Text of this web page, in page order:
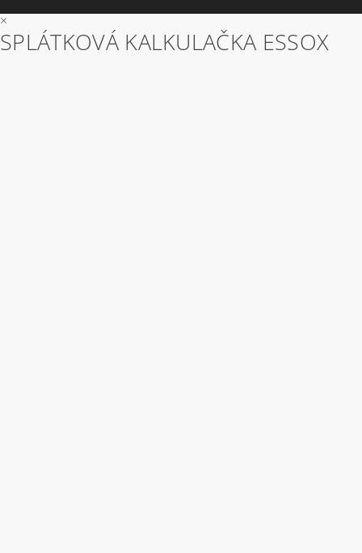
×
SPLÁTKOVÁ KALKULAČKA ESSOX